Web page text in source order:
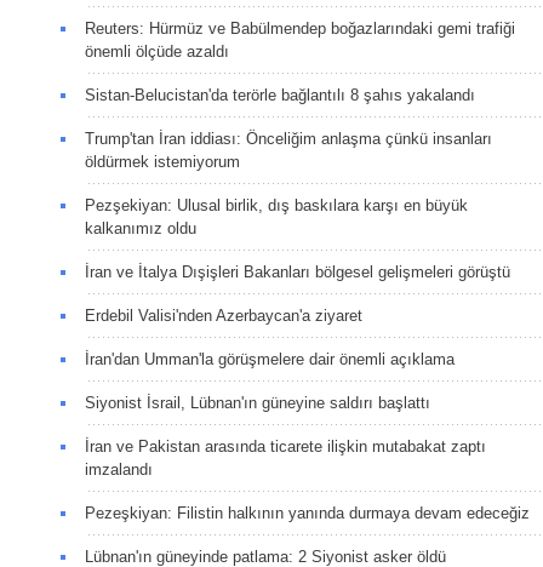
Reuters: Hürmüz ve Babülmendep boğazlarındaki gemi trafiği
önemli ölçüde azaldı
Sistan-Belucistan'da terörle bağlantılı 8 şahıs yakalandı
Trump'tan İran iddiası: Önceliğim anlaşma çünkü insanları
öldürmek istemiyorum
Pezşekiyan: Ulusal birlik, dış baskılara karşı en büyük
kalkanımız oldu
İran ve İtalya Dışişleri Bakanları bölgesel gelişmeleri görüştü
Erdebil Valisi'nden Azerbaycan'a ziyaret
İran'dan Umman'la görüşmelere dair önemli açıklama
Siyonist İsrail, Lübnan'ın güneyine saldırı başlattı
İran ve Pakistan arasında ticarete ilişkin mutabakat zaptı
imzalandı
Pezeşkiyan: Filistin halkının yanında durmaya devam edeceğiz
Lübnan'ın güneyinde patlama: 2 Siyonist asker öldü